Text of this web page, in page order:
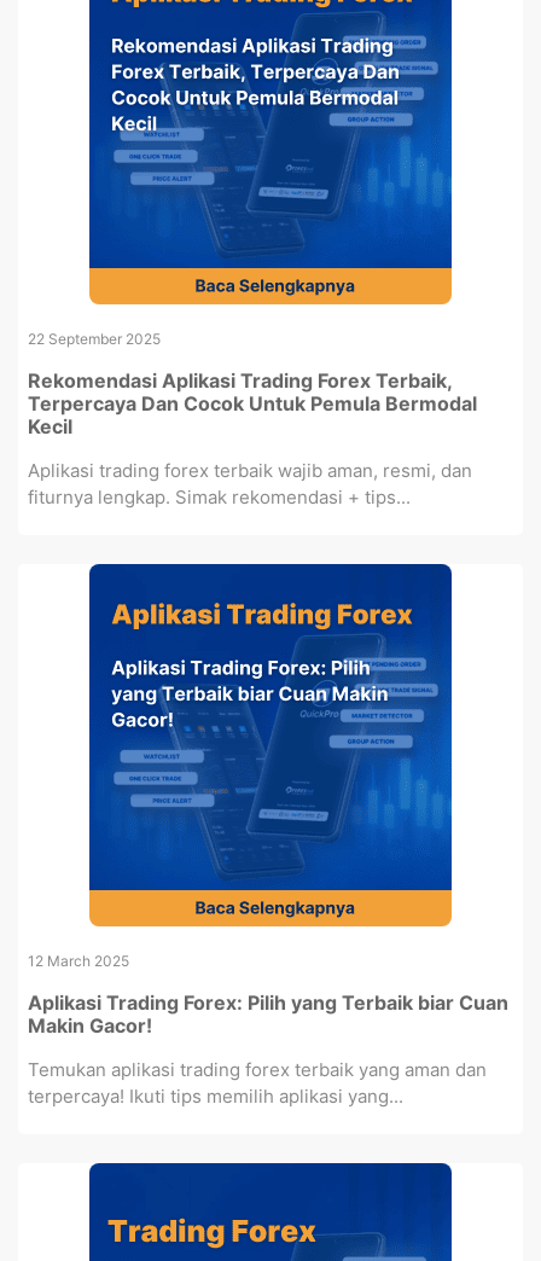
22 September 2025
Rekomendasi Aplikasi Trading Forex Terbaik,
Terpercaya Dan Cocok Untuk Pemula Bermodal
Kecil
Aplikasi trading forex terbaik wajib aman, resmi, dan
fiturnya lengkap. Simak rekomendasi + tips...
12 March 2025
Aplikasi Trading Forex: Pilih yang Terbaik biar Cuan
Makin Gacor!
Temukan aplikasi trading forex terbaik yang aman dan
terpercaya! Ikuti tips memilih aplikasi yang...